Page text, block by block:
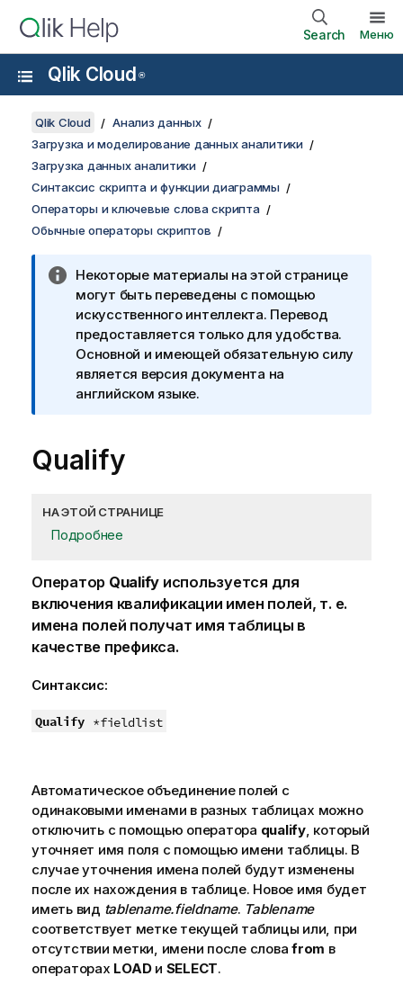
Search Меню
Qlik Cloud ®
Qlik Cloud
Анализ данных
Загрузка и моделирование данных аналитики
Загрузка данных аналитики
Синтаксис скрипта и функции диаграммы
Операторы и ключевые слова скрипта
Обычные операторы скриптов
Некоторые материалы на этой странице
могут быть переведены с помощью
искусственного интеллекта. Перевод
предоставляется только для удобства.
Основной и имеющей обязательную силу
является версия документа на
английском языке.
Qualify
НА ЭТОЙ СТРАНИЦЕ
Подробнее
Оператор Qualify используется для
включения квалификации имен полей, т. е.
имена полей получат имя таблицы в
качестве префикса.
Синтаксис:
Qualify *fieldlist
Автоматическое объединение полей с
одинаковыми именами в разных таблицах можно
отключить с помощью оператора qualify, который
уточняет имя поля с помощью имени таблицы. В
случае уточнения имена полей будут изменены
после их нахождения в таблице. Новое имя будет
иметь вид tablename.fieldname. Tablename
соответствует метке текущей таблицы или, при
отсутствии метки, имени после слова from в
операторах LOADи SELECT.